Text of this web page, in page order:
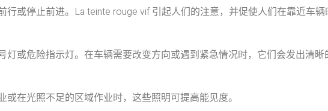
或停止前进。La teinte rouge vif 引起人们的注意，并促使人们在靠近车辆
灯或危险指示灯。在车辆需要改变方向或遇到紧急情况时，它们会发出清晰
在光照不足的区域作业时，这些照明可提高能见度。